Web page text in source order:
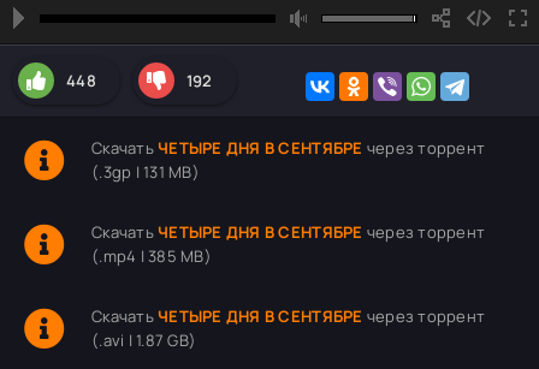
448 192
Скачать ЧЕТЫРЕ ДНЯ В СЕНТЯБРЕ через торрент
(.3gp | 131 MB)
Скачать ЧЕТЫРЕ ДНЯ В СЕНТЯБРЕ через торрент
(.mp4 | 385 MB)
Скачать ЧЕТЫРЕ ДНЯ В СЕНТЯБРЕ через торрент
(.avi | 1.87 GB)